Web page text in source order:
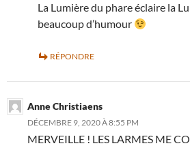
La Lumière du phare éclaire la
beaucoup d’humour
RÉPONDRE
Anne Christiaens
DÉCEMBRE 9, 2020 À 8:55 PM
MERVEILLE ! LES LARMES ME